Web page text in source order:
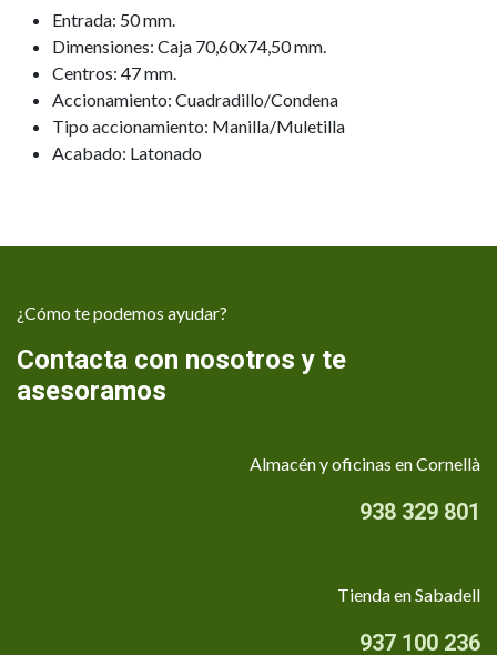
Entrada: 50 mm.
Dimensiones: Caja 70,60x74,50 mm.
Centros: 47 mm.
Accionamiento: Cuadradillo/Condena
Tipo accionamiento: Manilla/Muletilla
Acabado: Latonado
¿Cómo te podemos ayudar?
Contacta con nosotros y te
asesoramos
Almacén y oficinas en Cornellà
938 329 801
Tienda en Sabadell
937 100 236